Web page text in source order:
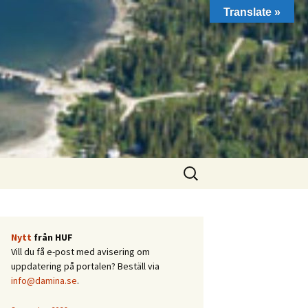
Sök
efter:
Nytt från HUF
Vill du få e-post med avisering om
uppdatering på portalen? Beställ via
info@damina.se.
Translate »